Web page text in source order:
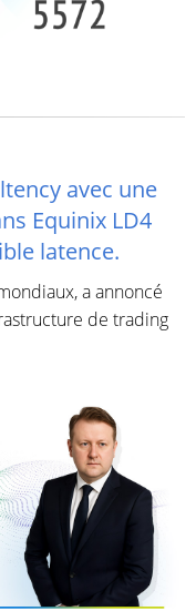
avec une
Equinix LD4
latence.
a annoncé
de trading